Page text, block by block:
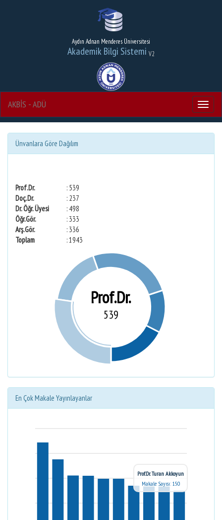
Aydın Adnan Menderes Üniversitesi
Akademik Bilgi Sistemi V2
Menu
AKBİS - ADÜ
Ünvanlara Göre Dağılım
Prof.Dr.
: 539
Doç.Dr.
: 237
Dr. Öğr. Üyesi
: 498
Öğr.Gör.
: 333
Arş.Gör.
: 336
Toplam
: 1943
Prof.Dr.
539
En Çok Makale Yayınlayanlar
Prof.Dr. Turan Akkoyun
Makale Sayısı: 150